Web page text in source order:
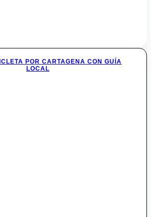
POR CARTAGENA CON GUÍA
LOCAL